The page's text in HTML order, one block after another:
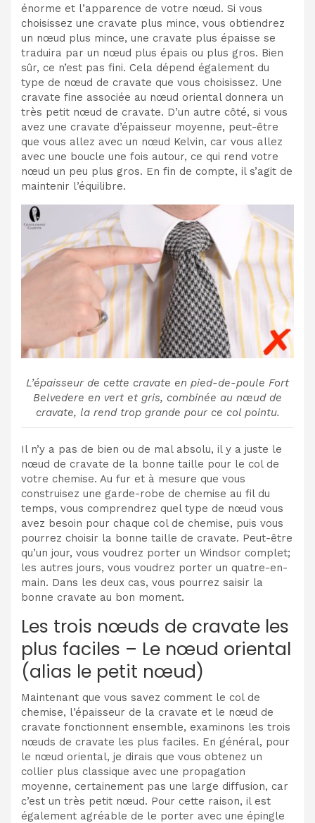
énorme et l’apparence de votre nœud. Si vous
choisissez une cravate plus mince, vous obtiendrez
un nœud plus mince, une cravate plus épaisse se
traduira par un nœud plus épais ou plus gros. Bien
sûr, ce n’est pas fini. Cela dépend également du
type de nœud de cravate que vous choisissez. Une
cravate fine associée au nœud oriental donnera un
très petit nœud de cravate. D’un autre côté, si vous
avez une cravate d’épaisseur moyenne, peut-être
que vous allez avec un nœud Kelvin, car vous allez
avec une boucle une fois autour, ce qui rend votre
nœud un peu plus gros. En fin de compte, il s’agit de
maintenir l’équilibre.
L’épaisseur de cette cravate en pied-de-poule Fort
Belvedere en vert et gris, combinée au nœud de
cravate, la rend trop grande pour ce col pointu.
Il n’y a pas de bien ou de mal absolu, il y a juste le
nœud de cravate de la bonne taille pour le col de
votre chemise. Au fur et à mesure que vous
construisez une garde-robe de chemise au fil du
temps, vous comprendrez quel type de nœud vous
avez besoin pour chaque col de chemise, puis vous
pourrez choisir la bonne taille de cravate. Peut-être
qu’un jour, vous voudrez porter un Windsor complet;
les autres jours, vous voudrez porter un quatre-en-
main. Dans les deux cas, vous pourrez saisir la
bonne cravate au bon moment.
Les trois nœuds de cravate les
plus faciles – Le nœud oriental
(alias le petit nœud)
Maintenant que vous savez comment le col de
chemise, l’épaisseur de la cravate et le nœud de
cravate fonctionnent ensemble, examinons les trois
nœuds de cravate les plus faciles. En général, pour
le nœud oriental, je dirais que vous obtenez un
collier plus classique avec une propagation
moyenne, certainement pas une large diffusion, car
c’est un très petit nœud. Pour cette raison, il est
également agréable de le porter avec une épingle